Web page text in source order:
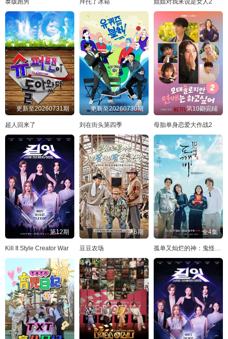
更新至20260731期
超人回来了
更新至20260730期
刘在街头第四季
第10期完结
母胎单身恋爱大作战2
第12期
Kill It Style Creator War
第6期
豆豆农场
全4集
孤单又灿烂的神：鬼怪十周年特辑